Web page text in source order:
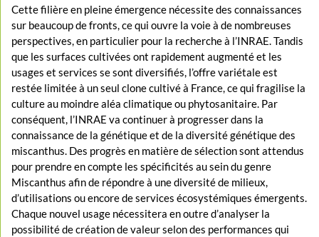
Cette filière en pleine émergence nécessite des connaissances
sur beaucoup de fronts, ce qui ouvre la voie à de nombreuses
perspectives, en particulier pour la recherche à l’INRAE. Tandis
que les surfaces cultivées ont rapidement augmenté et les
usages et services se sont diversifiés, l’offre variétale est
restée limitée à un seul clone cultivé à France, ce qui fragilise la
culture au moindre aléa climatique ou phytosanitaire. Par
conséquent, l’INRAE va continuer à progresser dans la
connaissance de la génétique et de la diversité génétique des
miscanthus. Des progrès en matière de sélection sont attendus
pour prendre en compte les spécificités au sein du genre
Miscanthus afin de répondre à une diversité de milieux,
d’utilisations ou encore de services écosystémiques émergents.
Chaque nouvel usage nécessitera en outre d’analyser la
possibilité de création de valeur selon des performances qui